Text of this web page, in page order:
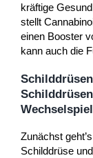
kräftige
stellt
einen Booster
kann auch die
Wechselspiel
Zunächst
Schilddrüse